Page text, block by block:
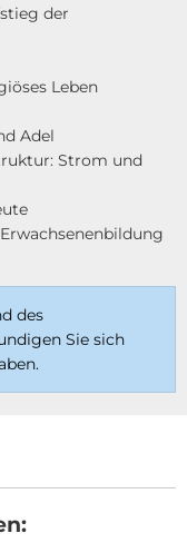
der
Leben
Adel
Strom und
des
Sie sich